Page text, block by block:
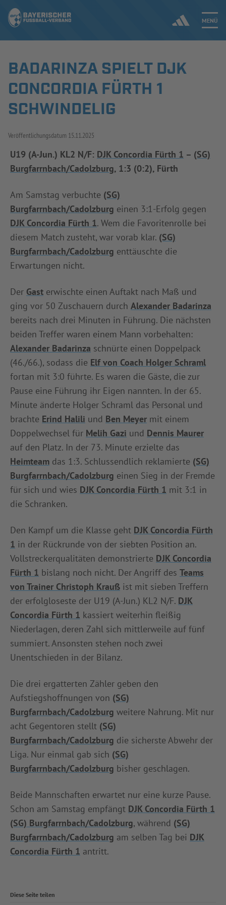
MENÜ
Jetzt einloggen
ERGEBNISSE & WETTBEWERBE
SPIELBETRIEB & VERBANDSLEBEN
AUSBILDUNG & FÖRDERUNG
DER VERBAND
INFOTHEK SPIELPLUS
BADARINZA SPIELT DJK
CONCORDIA FÜRTH 1
SCHWINDELIG
Veröffentlichungsdatum 15.11.2025
U19 (A-Jun.) KL2 N/F: DJK Concordia Fürth 1 – (SG)
Burgfarrnbach/Cadolzburg, 1:3 (0:2), Fürth
Am Samstag verbuchte (SG)
Burgfarrnbach/Cadolzburg einen 3:1-Erfolg gegen
DJK Concordia Fürth 1. Wem die Favoritenrolle bei
diesem Match zusteht, war vorab klar. (SG)
Burgfarrnbach/Cadolzburg enttäuschte die
Erwartungen nicht.
Der Gast erwischte einen Auftakt nach Maß und
ging vor 50 Zuschauern durch Alexander Badarinza
bereits nach drei Minuten in Führung. Die nächsten
beiden Treffer waren einem Mann vorbehalten:
Alexander Badarinza schnürte einen Doppelpack
(46./66.), sodass die Elf von Coach Holger Schraml
fortan mit 3:0 führte. Es waren die Gäste, die zur
Pause eine Führung ihr Eigen nannten. In der 65.
Minute änderte Holger Schraml das Personal und
brachte Erind Halili und Ben Meyer mit einem
Doppelwechsel für Melih Gazi und Dennis Maurer
auf den Platz. In der 73. Minute erzielte das
Heimteam das 1:3. Schlussendlich reklamierte (SG)
Burgfarrnbach/Cadolzburg einen Sieg in der Fremde
für sich und wies DJK Concordia Fürth 1 mit 3:1 in
die Schranken.
Den Kampf um die Klasse geht DJK Concordia Fürth
1 in der Rückrunde von der siebten Position an.
Vollstreckerqualitäten demonstrierte DJK Concordia
Fürth 1 bislang noch nicht. Der Angriff des Teams
von Trainer Christoph Krauß ist mit sieben Treffern
der erfolgloseste der U19 (A-Jun.) KL2 N/F. DJK
Concordia Fürth 1 kassiert weiterhin fleißig
Niederlagen, deren Zahl sich mittlerweile auf fünf
summiert. Ansonsten stehen noch zwei
Unentschieden in der Bilanz.
Die drei ergatterten Zähler geben den
Aufstiegshoffnungen von (SG)
Burgfarrnbach/Cadolzburg weitere Nahrung. Mit nur
acht Gegentoren stellt (SG)
Burgfarrnbach/Cadolzburg die sicherste Abwehr der
Liga. Nur einmal gab sich (SG)
Burgfarrnbach/Cadolzburg bisher geschlagen.
Beide Mannschaften erwartet nur eine kurze Pause.
Schon am Samstag empfängt DJK Concordia Fürth 1
(SG) Burgfarrnbach/Cadolzburg, während (SG)
Burgfarrnbach/Cadolzburg am selben Tag bei DJK
Concordia Fürth 1 antritt.
Diese Seite teilen